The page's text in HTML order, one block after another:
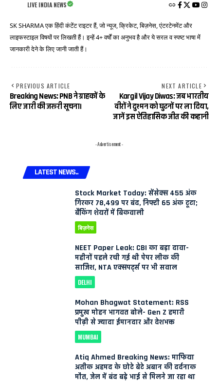
LIVE INDIA NEWS
SK SHARMA एक हिंदी कंटेंट राइटर हैं, जो न्यूज, क्रिकेट, बिज़नेस, एंटरटेनमेंट और
लाइफस्टाइल विषयों पर लिखती हैं। इन्हें 4+ वर्षों का अनुभव है और ये सरल व स्पष्ट भाषा में
जानकारी देने के लिए जानी जाती हैं।
PREVIOUS ARTICLE
Breaking News: PNB ने ग्राहकों के
लिए जारी की जरूरी सूचना।
NEXT ARTICLE
Kargil Vijay Diwas: जब भारतीय
वीरों ने दुश्मन को घुटनों पर ला दिया,
जानें इस ऐतिहासिक जीत की कहानी
- Advertisement -
LATEST NEWS..
Stock Market Today: सेंसेक्स 455 अंक
गिरकर 78,499 पर बंद, निफ्टी 65 अंक टूटा;
बैंकिंग शेयरों में बिकवाली
बिज़नेस
NEET Paper Leak: CBI का बड़ा दावा-
महीनों पहले रची गई थी पेपर लीक की
साजिश, NTA एक्सपर्ट्स पर भी सवाल
DELHI
Mohan Bhagwat Statement: RSS
प्रमुख मोहन भागवत बोले- Gen Z हमारी
पीढ़ी से ज्यादा ईमानदार और देशभक्त
MUMBAI
Atiq Ahmed Breaking News: माफिया
अतीक अहमद के छोटे बेटे अबान की दर्दनाक
मौत, जेल में बंद बड़े भाई से मिलने जा रहा था